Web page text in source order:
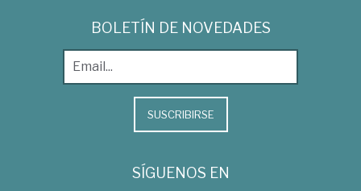
BOLETÍN DE NOVEDADES
SUSCRIBIRSE
SÍGUENOS EN